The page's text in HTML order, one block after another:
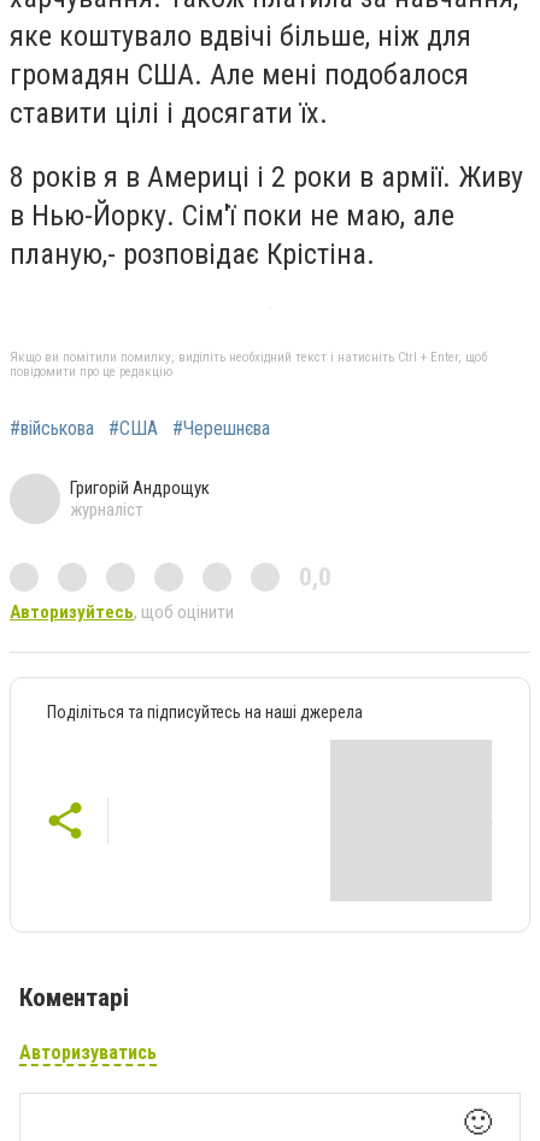
яке коштувало вдвічі більше, ніж для
громадян США. Але мені подобалося
ставити цілі і досягати їх.
8 років я в Америці і 2 роки в армії. Живу
в Нью-Йорку. Сім'ї поки не маю, але
планую,- розповідає Крістіна.
Якщо ви помітили помилку, виділіть необхідний текст і натисніть Ctrl + Enter, щоб
повідомити про це редакцію
#військова #США #Черешнєва
Григорій Андрощук
журналіст
0,0
Авторизуйтесь, щоб оцінити
Поділіться та підписуйтесь на наші джерела
Коментарі
Авторизуватись
🙂